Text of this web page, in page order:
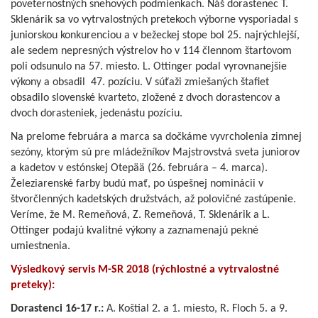
poveternostných snehových podmienkach. Náš dorastenec T.
Sklenárik sa vo vytrvalostných pretekoch výborne vysporiadal s
juniorskou konkurenciou a v bežeckej stope bol 25. najrýchlejší,
ale sedem nepresných výstrelov ho v 114 člennom štartovom
poli odsunulo na 57. miesto. L. Ottinger podal vyrovnanejšie
výkony a obsadil 47. pozíciu. V súťaži zmiešaných štafiet
obsadilo slovenské kvarteto, zložené z dvoch dorastencov a
dvoch dorasteniek, jedenástu pozíciu.
Na prelome februára a marca sa dočkáme vyvrcholenia zimnej
sezóny, ktorým sú pre mládežníkov Majstrovstvá sveta juniorov
a kadetov v estónskej Otepää (26. februára – 4. marca).
Železiarenské farby budú mať, po úspešnej nominácii v
štvorčlenných kadetských družstvách, až polovičné zastúpenie.
Veríme, že M. Remeňová, Z. Remeňová, T. Sklenárik a L.
Ottinger podajú kvalitné výkony a zaznamenajú pekné
umiestnenia.
Výsledkový servis M-SR 2018 (rýchlostné a vytrvalostné
preteky):
Dorastenci 16-17 r.: A. Koštial 2. a 1. miesto, R. Floch 5. a 9.